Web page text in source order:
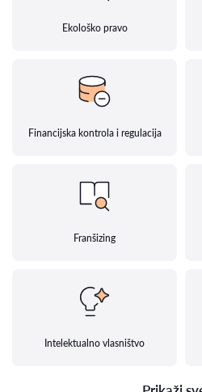
Ekološko pravo
Financijska kontrola i regulacija
Franšizing
Intelektualno vlasništvo